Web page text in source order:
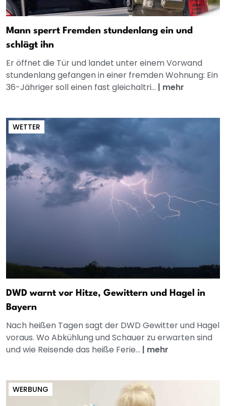
Mann sperrt Fremden stundenlang ein und
schlägt ihn
Er öffnet die Tür und landet unter einem Vorwand
stundenlang gefangen in einer fremden Wohnung: Ein
36-Jähriger soll einen fast gleichaltri... | mehr
WETTER
DWD warnt vor Hitze, Gewittern und Hagel in
Bayern
Nach heißen Tagen sagt der DWD Gewitter und Hagel
voraus. Wo Abkühlung und Schauer zu erwarten sind
und wie Reisende das heiße Ferie... | mehr
WERBUNG